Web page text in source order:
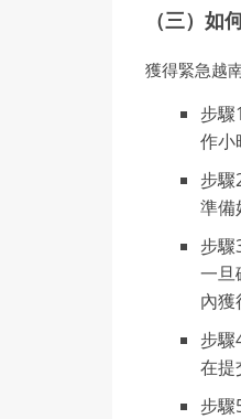
（三）如
獲得緊急越
步驟
作小
步驟
準備
步驟
一旦
內獲
步驟
在提
步驟